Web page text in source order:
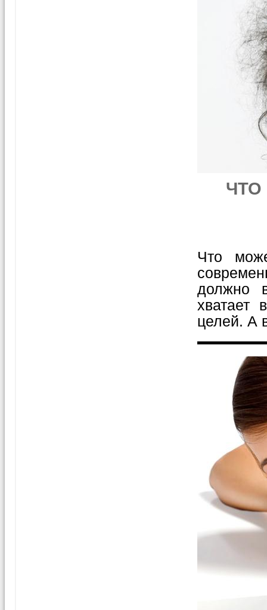
Что
должно
хватает
целей. А